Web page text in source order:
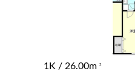
1K / 26.00m 2